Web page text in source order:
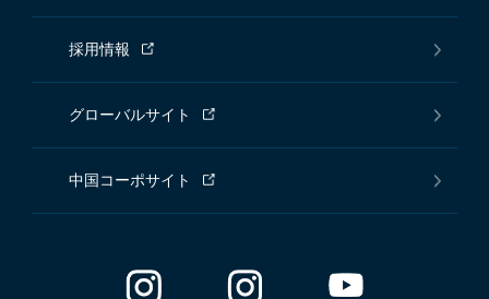
採用情報
グローバルサイト
中国コーポサイト